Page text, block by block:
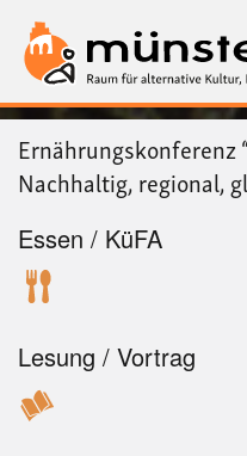
Ernährungskonferenz
Nachhaltig, regional,
Essen / KüFA
Lesung / Vortrag